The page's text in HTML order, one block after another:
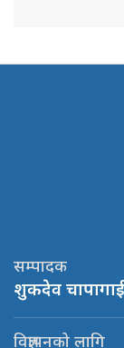
सम्पादक
शुकदेव चापागाई
विज्ञापनको लागि